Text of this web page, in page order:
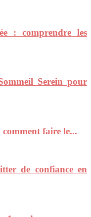
: comprendre les
Serein pour
faire le...
de confiance en